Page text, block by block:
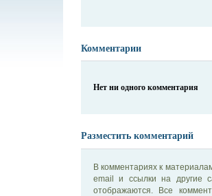
Комментарии
Нет ни одного комментария
Разместить комментарий
В комментариях к
email и ссылки на другие
отображаются. Все